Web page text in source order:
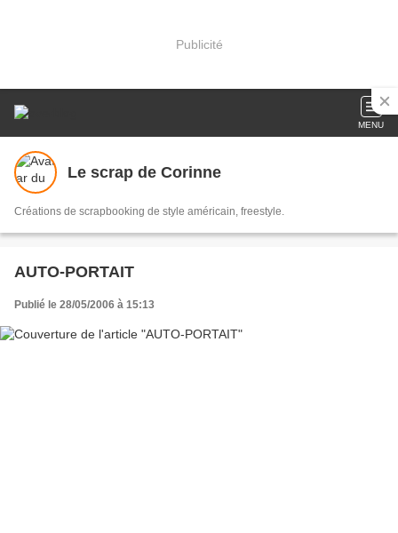
Publicité
MENU
Le scrap de Corinne
Créations de scrapbooking de style américain, freestyle.
AUTO-PORTAIT
Publié le 28/05/2006 à 15:13